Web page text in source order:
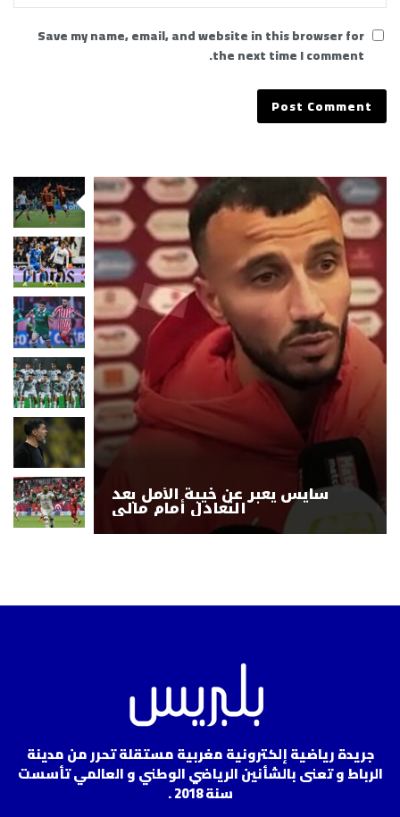
Save my name, email, and website in this browser for
the next time I comment.
سايس يعبر عن خيبة الأمل بعد
التعادل أمام مالي
جريدة رياضية إلكترونية مغربية مستقلة تحرر من مدينة
الرباط و تعنى بالشأنين الرياضي الوطني و العالمي تأسست
سنة 2018 .